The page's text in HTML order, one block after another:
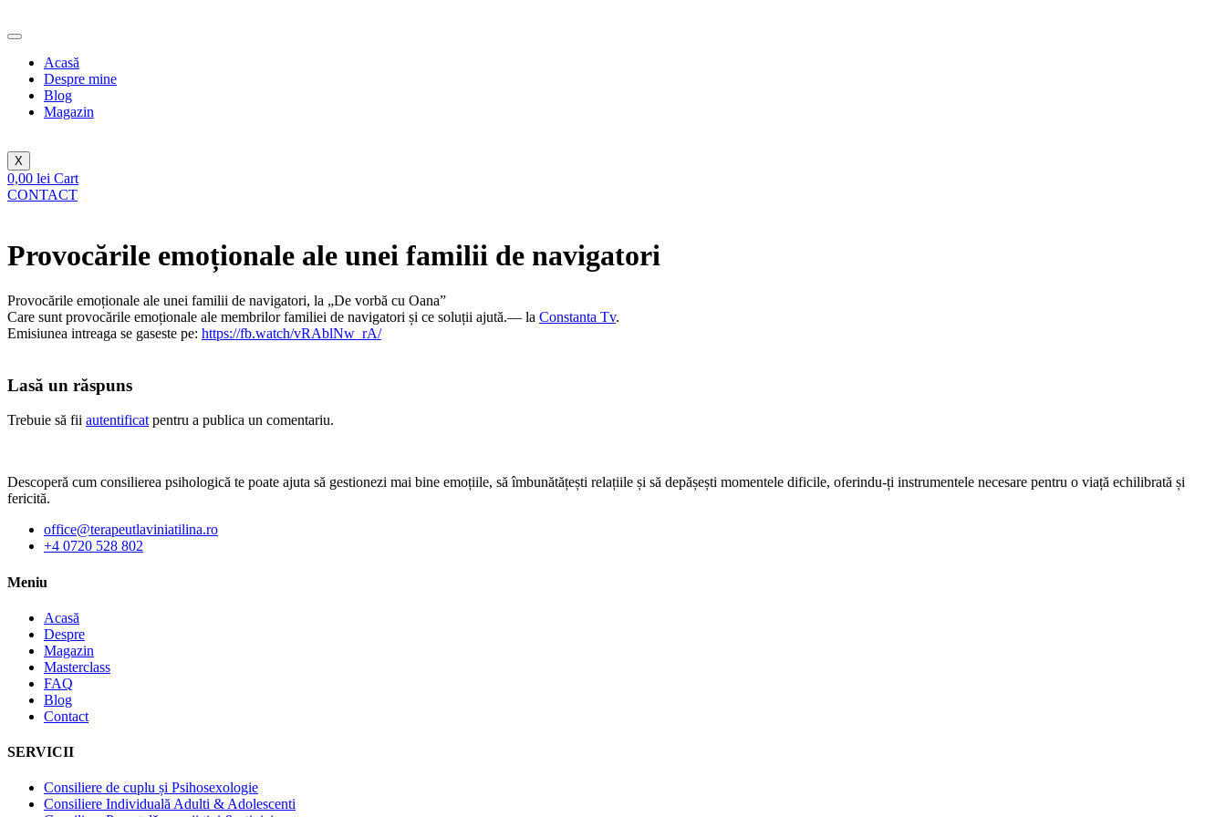
la
Acasă
Despre mine
Blog
Magazin
X
0,00 lei Cart
CONTACT
Provocările emoționale ale unei familii de navigatori
Provocările emoționale ale unei familii de navigatori, la „De vorbă cu Oana”
Care sunt provocările emoționale ale membrilor familiei de navigatori și ce soluții ajută.— la Constanta Tv.
Emisiunea intreaga se gaseste pe: https://fb.watch/vRAblNw_rA/
Lasă un răspuns
Trebuie să fii autentificat pentru a publica un comentariu.
Descoperă cum consilierea psihologică te poate ajuta să gestionezi mai bine emoțiile, să îmbunătățești relațiile și să depășești momentele dificile, oferindu-ți instrumentele necesare pentru o viață echilibrată și
fericită.
office@terapeutlaviniatilina.ro
+4 0720 528 802
Meniu
Acasă
Despre
Magazin
Masterclass
FAQ
Blog
Contact
SERVICII
Consiliere de cuplu și Psihosexologie
Consiliere Individuală Adulti & Adolescenti